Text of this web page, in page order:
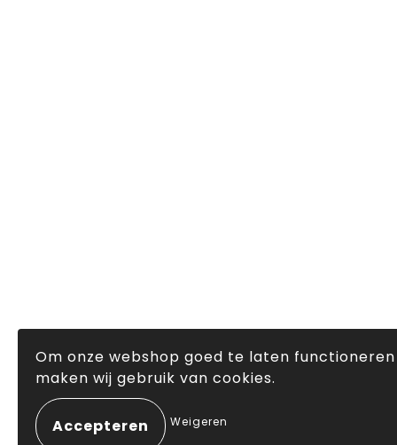
Om onze webshop goed te laten functioneren
maken wij gebruik van cookies.
Weigeren